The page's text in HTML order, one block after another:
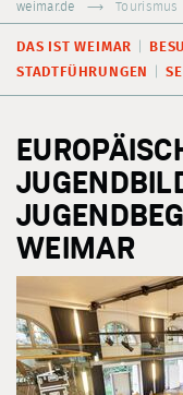
weimar.de Tourismus
DAS IST WEIMAR
STADTFÜHRUNGEN
WEIMAR